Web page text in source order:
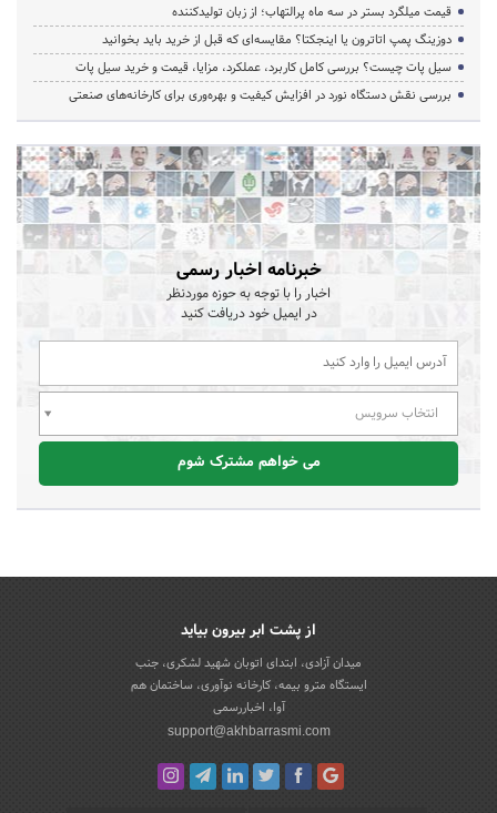
قیمت میلگرد بستر در سه ماه پرالتهاب؛ از زبان تولیدکننده
دوزینگ پمپ اتاترون یا اینجکتا؟ مقایسه‌ای که قبل از خرید باید بخوانید
سیل پات چیست؟ بررسی کامل کاربرد، عملکرد، مزایا، قیمت و خرید سیل پات
بررسی نقش دستگاه نورد در افزایش کیفیت و بهره‌وری برای کارخانه‌های صنعتی
خبرنامه اخبار رسمی
اخبار را با توجه به حوزه موردنظر
در ایمیل خود دریافت کنید
انتخاب سرویس
می خواهم مشترک شوم
از پشت ابر بیرون بیاید
میدان آزادی، ابتدای اتوبان شهید لشکری، جنب
ایستگاه مترو بیمه، کارخانه نوآوری، ساختمان هم
آوا، اخباررسمی
support@akhbarrasmi.com